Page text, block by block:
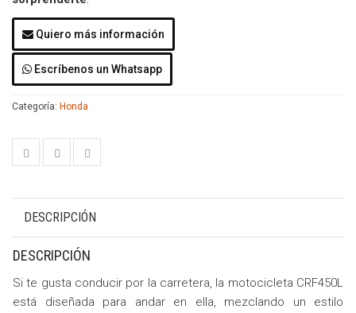
Quiero más información
Escríbenos un Whatsapp
Categoría: Honda
DESCRIPCIÓN
DESCRIPCIÓN
Si te gusta conducir por la carretera, la motocicleta CRF450L
está diseñada para andar en ella, mezclando un estilo